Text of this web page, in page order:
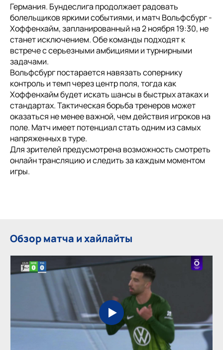
Германия. Бундеслига продолжает радовать
болельщиков яркими событиями, и матч Вольфсбург -
Хоффенхайм, запланированный на 2 ноября 19:30, не
станет исключением. Обе команды подходят к
встрече с серьезными амбициями и турнирными
задачами.
Вольфсбург постарается навязать сопернику
контроль и темп через центр поля, тогда как
Хоффенхайм будет искать шансы в быстрых атаках и
стандартах. Тактическая борьба тренеров может
оказаться не менее важной, чем действия игроков на
поле. Матч имеет потенциал стать одним из самых
напряженных в туре.
Для зрителей предусмотрена возможность смотреть
онлайн трансляцию и следить за каждым моментом
игры.
Обзор матча и хайлайты